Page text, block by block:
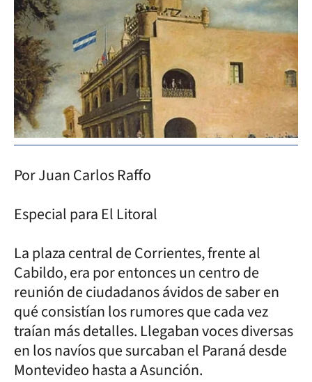
Por Juan Carlos Raffo
Especial para El Litoral
La plaza central de Corrientes, frente al
Cabildo, era por entonces un centro de
reunión de ciudadanos ávidos de saber en
qué consistían los rumores que cada vez
traían más detalles. Llegaban voces diversas
en los navíos que surcaban el Paraná desde
Montevideo hasta a Asunción.